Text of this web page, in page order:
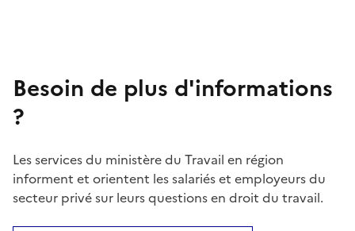
Besoin de plus d'informations
?
Les services du ministère du Travail en région
informent et orientent les salariés et employeurs du
secteur privé sur leurs questions en droit du travail.